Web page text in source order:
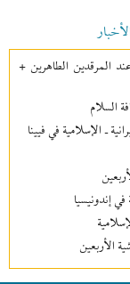
المرقدين الطاهرين +
السلام
ـ الإسلامية في فيينا
إندونيسيا
الأربعين